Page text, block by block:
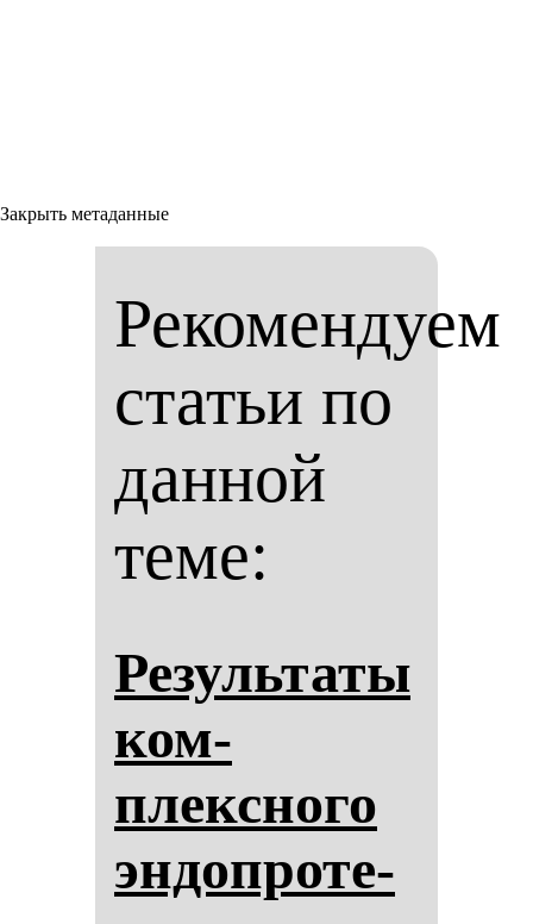
Закрыть метаданные
Рекомендуем
статьи по
данной
теме:
Ре­зуль­та­ты
ком­
плексно­го
эн­доп­ро­те­